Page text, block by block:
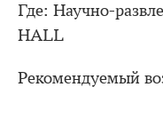
Где: Научно-
HALL
Рекомендуемый